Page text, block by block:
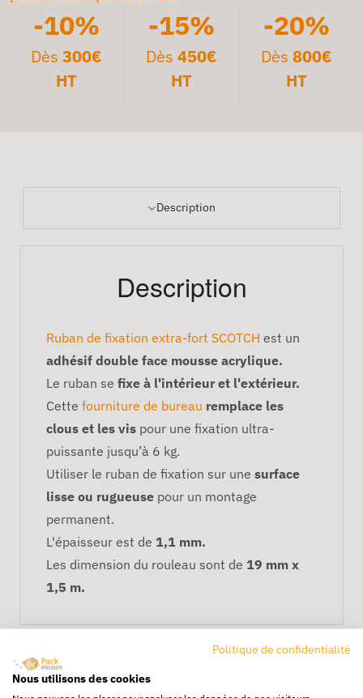
-10%
Dès300€
HT
-15%
Dès 450€
HT
-20%
Dès 800€
HT
Description
Description
Ruban de fixation extra-fort SCOTCH est un
adhésif double face mousse acrylique.
Le ruban se fixe à l'intérieur et l'extérieur.
Cette fourniture de bureau remplace les
clous et les vis pour une fixation ultra-
puissante jusqu’à 6 kg.
Utiliser le ruban de fixation sur une surface
lisse ou rugueuse pour un montage
permanent.
L'épaisseur est de 1,1 mm.
Les dimension du rouleau sont de 19 mm x
1,5 m.
Politique de confidentialité
Nous utilisons des cookies